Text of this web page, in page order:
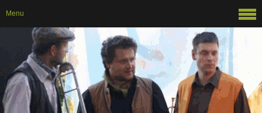
Menu